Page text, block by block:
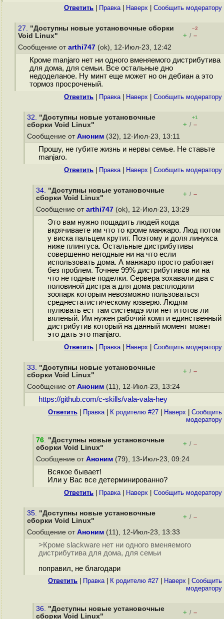
Ответить Правка| Наверх Cообщить модератору
27. "Доступны новые установочные сборки
Void Linux"
–2
+ / –
Сообщение от arthi747 (ok), 12-Июл-23, 12:42
Кроме manjaro нет ни одного вменяемого дистрибутива
для дома, для семьи. Все остальные дно
недоделаное. Ну минт еще может но он дебиан а это
тормоз просроченый.
Ответить Правка| Наверх Cообщить модератору
32. "Доступны новые установочные
сборки Void Linux"
+1
+ / –
Сообщение от Аноним (32), 12-Июл-23, 13:11
Прошу, не губите жизнь и нервы семье. Не ставьте
manjaro.
Ответить Правка| Наверх Cообщить модератору
34. "Доступны новые установочные
сборки Void Linux"
+ / –
Сообщение от arthi747 (ok), 12-Июл-23, 13:29
Это вам нужно пощадить людей когда
вкрячиваете им что то кроме манжаро. Люд потом
у виска пальцем крутит. Поэтому и доля линукса
ниже плинтуса. Остальные дистрибутивы
совершенно негодные ни на что если
использовать дома. А манжаро просто работает
без проблем. Точнее 99% дистрибутивов ни на
что не годные поделки. Сервера зохавали два с
половиной дистра а для дома расплодили
зоопарк которым невозможно пользоваться
среднестатистическому юзверю. Людям
пулювать ест там системдэ или нет и готов ли
вяленый. Им нужен рабочий комп и единственный
дистрибутив который на данный момент может
это дать это manjaro.
Ответить Правка| Наверх Cообщить модератору
33. "Доступны новые установочные
сборки Void Linux"
+ / –
Сообщение от Аноним (11), 12-Июл-23, 13:24
https://github.com/c-skills/vala-vala-hey
Ответить Правка| К родителю #27 Наверх
Cообщить
модератору
76. "Доступны новые установочные
сборки Void Linux"
+ / –
Сообщение от Аноним (79), 13-Июл-23, 09:24
Всякое бывает!
Или у Вас все детерминированно?
Ответить Правка| Наверх Cообщить модератору
35. "Доступны новые установочные
сборки Void Linux"
+ / –
Сообщение от Аноним (11), 12-Июл-23, 13:33
>Кроме slackware нет ни одного вменяемого
дистрибутива для дома, для семьи
поправил, не благодари
Ответить Правка| К родителю #27 Наверх
Cообщить
модератору
36. "Доступны новые установочные
сборки Void Linux"
+ / –